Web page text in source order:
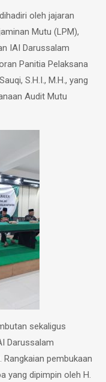
oleh jajaran
Mutu (LPM),
IAI Darussalam
Panitia Pelaksana
S.H.I., M.H., yang
Audit Mutu
sekaligus
Darussalam
Rangkaian pembukaan
yang dipimpin oleh H.